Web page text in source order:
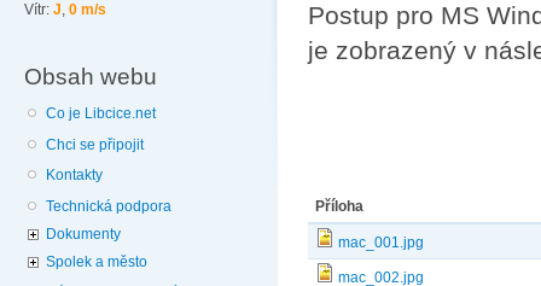
Vítr: J, 0 m/s
Obsah webu
Co je Libcice.net
Chci se připojit
Kontakty
Technická podpora
Dokumenty
Spolek a město
Postup pro MS
je zobrazený v
Příloha
mac_001.jpg
mac_002.jpg